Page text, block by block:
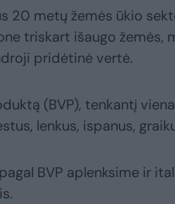
20 metų žemės ūkio
triskart išaugo žemės,
pridėtinė vertė.
(BVP), tenkantį
lenkus, ispanus,
BVP aplenksime ir